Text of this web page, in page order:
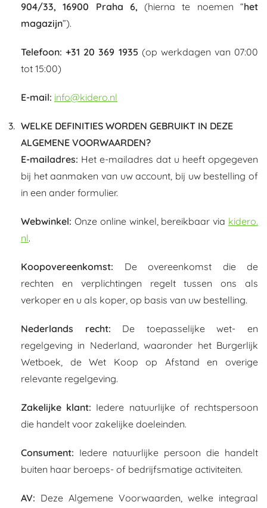
904/33, 16900 Praha 6,(hierna te noemen “het
magazijn”).
Telefoon: +31 20 369 1935 (op werkdagen van 07:00
tot 15:00)
E-mail: info@kidero.nl
WELKE DEFINITIES WORDEN GEBRUIKT IN DEZE
ALGEMENE VOORWAARDEN?
E-mailadres: Het e-mailadres dat u heeft opgegeven
bij het aanmaken van uw account, bij uw bestelling of
in een ander formulier.
Webwinkel: Onze online winkel, bereikbaar via kidero.
nl.
Koopovereenkomst: De overeenkomst die de
rechten en verplichtingen regelt tussen ons als
verkoper en u als koper, op basis van uw bestelling.
Nederlands recht: De toepasselijke wet- en
regelgeving in Nederland, waaronder het Burgerlijk
Wetboek, de Wet Koop op Afstand en overige
relevante regelgeving.
Zakelijke klant: Iedere natuurlijke of rechtspersoon
die handelt voor zakelijke doeleinden.
Consument: Iedere natuurlijke persoon die handelt
buiten haar beroeps- of bedrijfsmatige activiteiten.
AV: Deze Algemene Voorwaarden, welke integraal